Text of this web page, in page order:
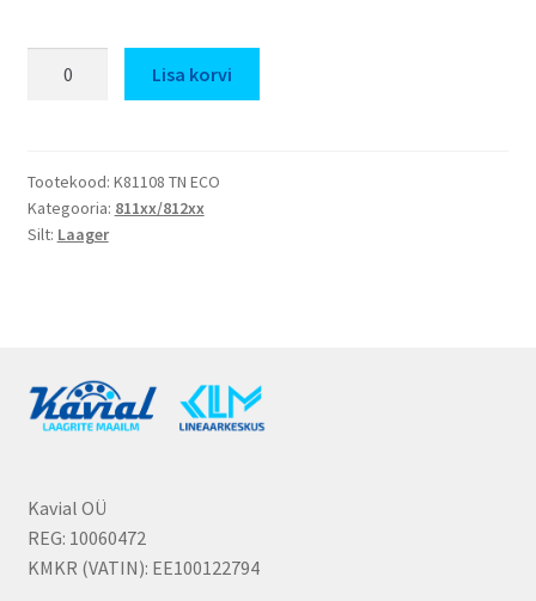
Lisa korvi
Tootekood: K81108 TN ECO
Kategooria: 811xx/812xx
Silt: Laager
Kavial OÜ
REG: 10060472
KMKR (VATIN): EE100122794